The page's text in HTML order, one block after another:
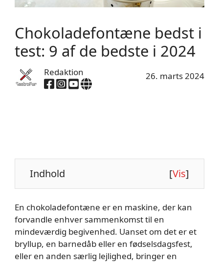
Chokoladefontæne bedst i
test: 9 af de bedste i 2024
Redaktion 26. marts 2024
Indhold [Vis]
En chokoladefontæne er en maskine, der kan
forvandle enhver sammenkomst til en
mindeværdig begivenhed. Uanset om det er et
bryllup, en barnedåb eller en fødselsdagsfest,
eller en anden særlig lejlighed, bringer en